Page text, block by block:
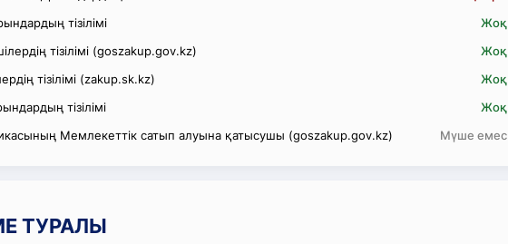
тізілімі
Жоқ
тізілімі (goszakup.gov.kz)
Жоқ
тізілімі (zakup.sk.kz)
Жоқ
тізілімі
Жоқ
Мемлекеттік сатып алуына қатысушы (goszakup.gov.kz)
Мүше емес
ТУРАЛЫ